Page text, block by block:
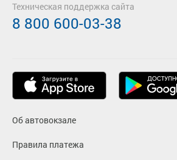
Об автовокзале
Правила платежа
Техническая поддержка сайта
8 800 600-03-38